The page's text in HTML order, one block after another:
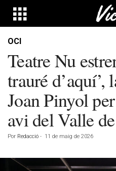
OCI
Teatre Nu
trauré d’aquí’,
Joan Pinyol
avi del Valle
Por Redacció - 11 de maig de 2026